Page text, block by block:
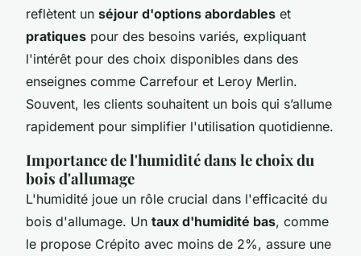
reflètent un séjour d'options abordables et
pratiques pour des besoins variés, expliquant
l'intérêt pour des choix disponibles dans des
enseignes comme Carrefour et Leroy Merlin.
Souvent, les clients souhaitent un bois qui s’allume
rapidement pour simplifier l'utilisation quotidienne.
Importance de l'humidité dans le choix du
bois d'allumage
L'humidité joue un rôle crucial dans l'efficacité du
bois d'allumage. Un taux d'humidité bas, comme
le propose Crépito avec moins de 2%, assure une